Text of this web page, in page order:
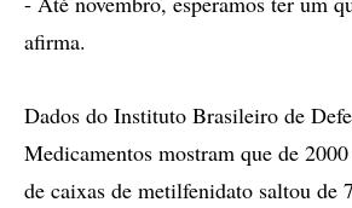
afirma.
Dados do Instituto Brasileiro de
Medicamentos mostram que de
de caixas de metilfenidato saltou de